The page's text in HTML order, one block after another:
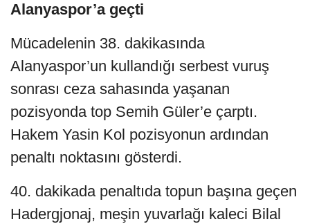
Alanyaspor’a geçti
Mücadelenin 38. dakikasında
Alanyaspor’un kullandığı serbest vuruş
sonrası ceza sahasında yaşanan
pozisyonda top Semih Güler’e çarptı.
Hakem Yasin Kol pozisyonun ardından
penaltı noktasını gösterdi.
40. dakikada penaltıda topun başına geçen
Hadergjonaj, meşin yuvarlağı kaleci Bilal